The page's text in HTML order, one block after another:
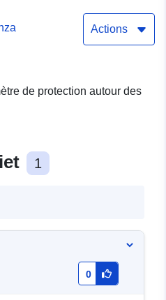
etActions
de protection autour des
1
0